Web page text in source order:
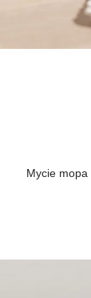
Mycie